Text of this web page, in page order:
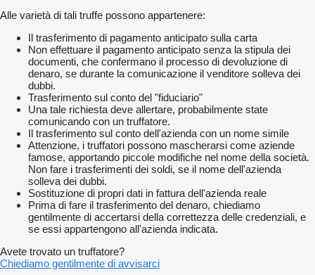
Alle varietà di tali truffe possono appartenere:
Il trasferimento di pagamento anticipato sulla carta
Non effettuare il pagamento anticipato senza la stipula dei
documenti, che confermano il processo di devoluzione di
denaro, se durante la comunicazione il venditore solleva dei
dubbi.
Trasferimento sul conto del "fiduciario"
Una tale richiesta deve allertare, probabilmente state
comunicando con un truffatore.
Il trasferimento sul conto dell'azienda con un nome simile
Attenzione, i truffatori possono mascherarsi come aziende
famose, apportando piccole modifiche nel nome della società.
Non fare i trasferimenti dei soldi, se il nome dell'azienda
solleva dei dubbi.
Sostituzione di propri dati in fattura dell'azienda reale
Prima di fare il trasferimento del denaro, chiediamo
gentilmente di accertarsi della correttezza delle credenziali, e
se essi appartengono all'azienda indicata.
Avete trovato un truffatore?
Chiediamo gentilmente di avvisarci